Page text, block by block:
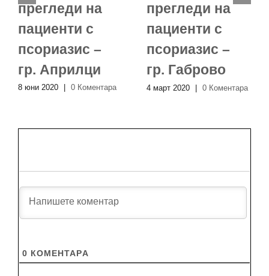
прегледи на
пациенти с
псориазис –
гр. Априлци
8 юни 2020 0 Коментара
прегледи на
пациенти с
псориазис –
гр. Габрово
4 март 2020 | 0 Коментара
0 КОМЕНТАРA